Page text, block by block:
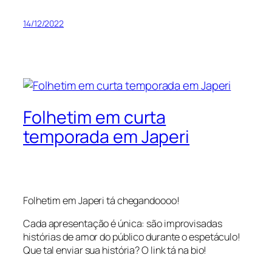
14/12/2022
Folhetim em curta
temporada em Japeri
Folhetim em Japeri tá chegandoooo!
Cada apresentação é única: são improvisadas
histórias de amor do público durante o espetáculo!
Que tal enviar sua história? O link tá na bio!